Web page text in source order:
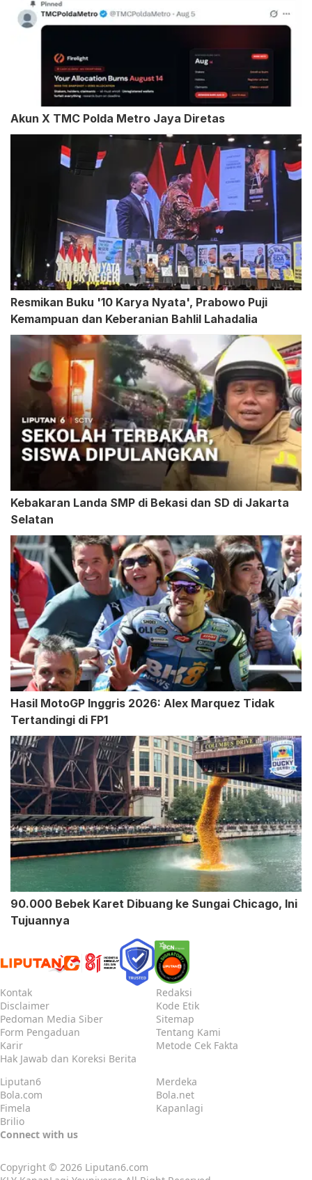
Akun X TMC Polda Metro Jaya Diretas
Resmikan Buku '10 Karya Nyata', Prabowo Puji
Kemampuan dan Keberanian Bahlil Lahadalia
Kebakaran Landa SMP di Bekasi dan SD di Jakarta
Selatan
Hasil MotoGP Inggris 2026: Alex Marquez Tidak
Tertandingi di FP1
90.000 Bebek Karet Dibuang ke Sungai Chicago, Ini
Tujuannya
Kontak
Redaksi
Disclaimer
Kode Etik
Pedoman Media Siber
Sitemap
Form Pengaduan
Tentang Kami
Karir
Metode Cek Fakta
Hak Jawab dan Koreksi Berita
Liputan6
Merdeka
Bola.com
Bola.net
Fimela
Kapanlagi
Brilio
Connect with us
Copyright © 2026 Liputan6.com